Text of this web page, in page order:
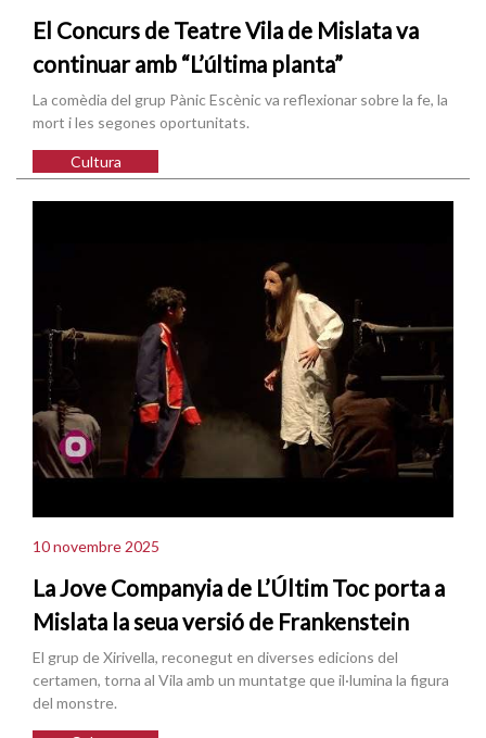
El Concurs de Teatre Vila de Mislata va
continuar amb “L’última planta”
La comèdia del grup Pànic Escènic va reflexionar sobre la fe, la
mort i les segones oportunitats.
Cultura
10 novembre 2025
La Jove Companyia de L’Últim Toc porta a
Mislata la seua versió de Frankenstein
El grup de Xirivella, reconegut en diverses edicions del
certamen, torna al Vila amb un muntatge que il·lumina la figura
del monstre.